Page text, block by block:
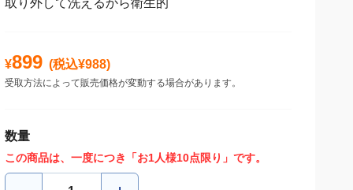
取り外して洗えるから衛生的
¥899 (税込¥988)
受取方法によって販売価格が変動する場合があります。
数量
この商品は、一度につき「お1人様10点限り」です。